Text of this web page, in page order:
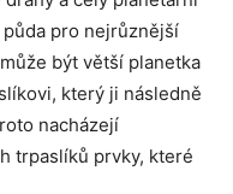
pro nejrůznější
být větší planetka
který ji následně
nacházejí
trpaslíků prvky, které